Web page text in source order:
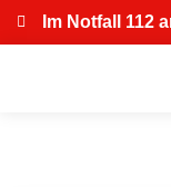
Im Notfall 112